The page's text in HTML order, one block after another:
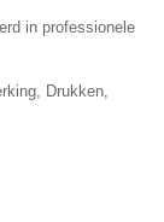
in professionele
Drukken,